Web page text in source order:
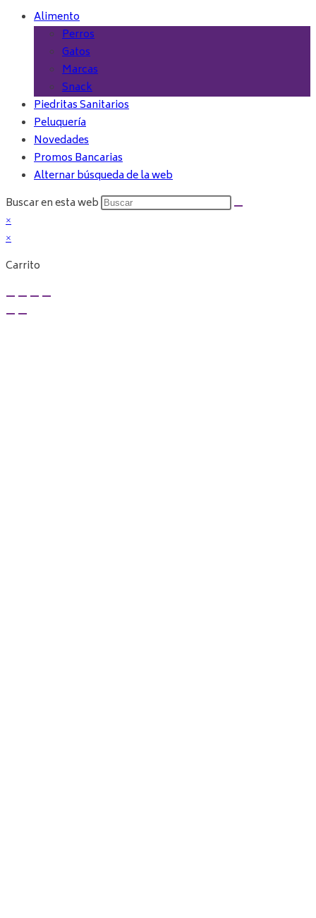
Alimento
Perros
Gatos
Marcas
Snack
Piedritas Sanitarios
Peluquería
Novedades
Promos Bancarias
Alternar búsqueda de la web
Buscar en esta web
×
×
Carrito